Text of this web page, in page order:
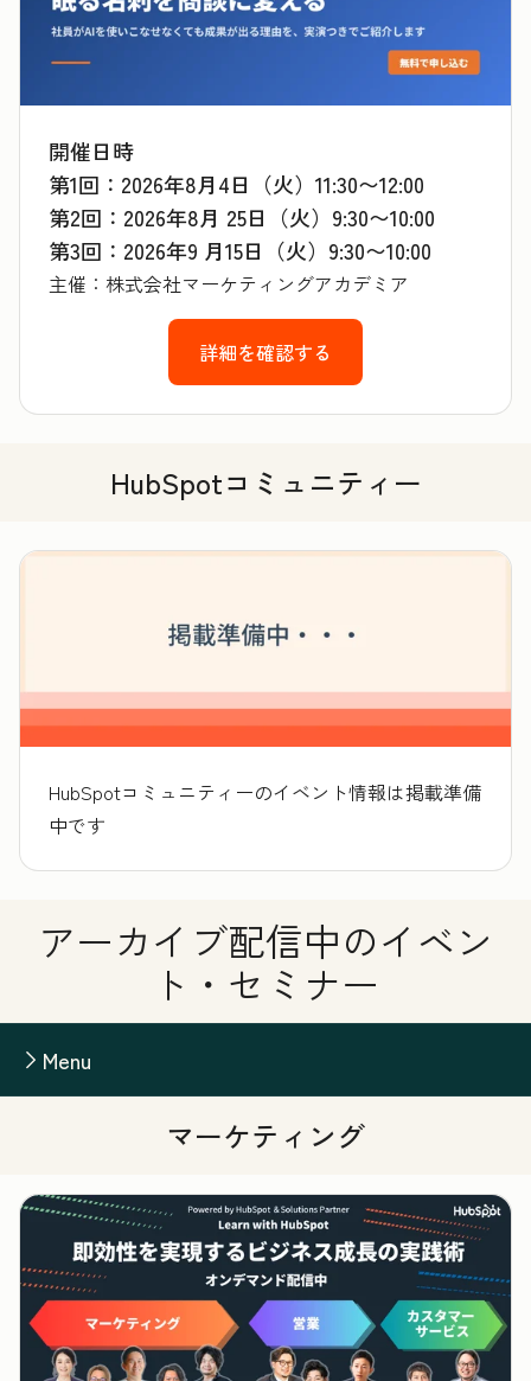
開催日時
第1回：2026年8月4日（火）11:30〜12:00
第2回：2026年8月 25日（火）9:30〜10:00
第3回：2026年9 月15日（火）9:30〜10:00
主催：株式会社マーケティングアカデミア
詳細を確認する
HubSpotコミュニティー
HubSpotコミュニティーのイベント情報は掲載準備
中です
アーカイブ配信中のイベン
ト・セミナー
Menu
マーケティング